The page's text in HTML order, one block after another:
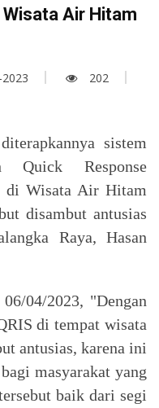
Wisata Air Hitam
202
sistem
Quick Response
di Wisata Air Hitam
disambut antusias
Raya, Hasan
04/2023, "Dengan
di tempat wisata
antusias, karena ini
masyarakat yang
baik dari segi